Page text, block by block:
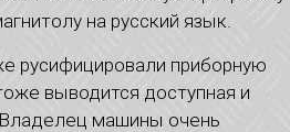
на русский язык.
русифицировали приборную
выводится доступная и
машины очень